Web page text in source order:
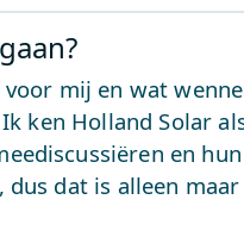
mij en wat
ken Holland Solar
en
dat is alleen